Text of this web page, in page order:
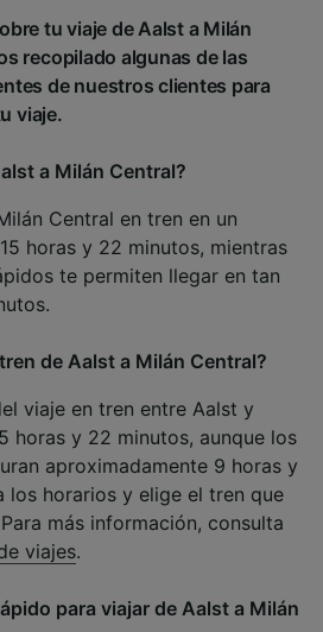
tu viaje de Aalst a Milán
recopilado algunas de las
de nuestros clientes para
viaje.
a Milán Central?
Central en tren en un
horas y 22 minutos, mientras
te permiten llegar en tan
de Aalst a Milán Central?
viaje en tren entre Aalst y
horas y 22 minutos, aunque los
aproximadamente 9 horas y
los horarios y elige el tren que
más información, consulta
viajes.
para viajar de Aalst a Milán